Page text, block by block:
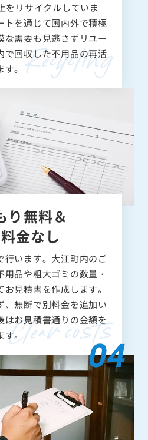
をリサイクルしていま
トを通じて国内外で積極
な需要も見逃さずリユー
で回収した不用品の再活
。
り無料＆
金なし
行います。大江町内のご
品や粗大ゴミの数量・
見積書を作成します。
、無断で別料金を追加い
はお見積書通りの金額を
す。